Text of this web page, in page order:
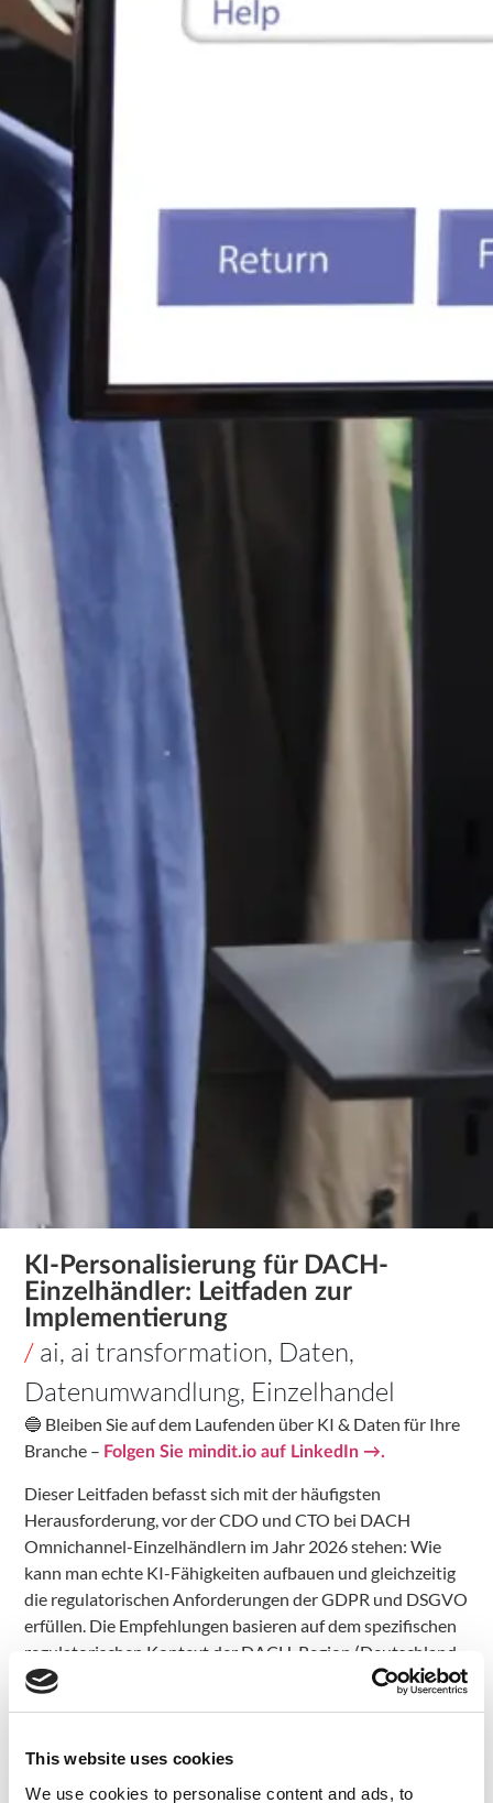
This website uses cookies
We use cookies to personalise content and ads, to
KI-Personalisierung für DACH-
Einzelhändler: Leitfaden zur
Implementierung
/ ai, ai transformation, Daten,
Datenumwandlung, Einzelhandel
🔵 Bleiben Sie auf dem Laufenden über KI & Daten für Ihre
Branche – Folgen Sie mindit.io auf LinkedIn →.
Dieser Leitfaden befasst sich mit der häufigsten
Herausforderung, vor der CDO und CTO bei DACH
Omnichannel-Einzelhändlern im Jahr 2026 stehen: Wie
kann man echte KI-Fähigkeiten aufbauen und gleichzeitig
die regulatorischen Anforderungen der GDPR und DSGVO
erfüllen. Die Empfehlungen basieren auf dem spezifischen
regulatorischen Kontext der DACH-Region (Deutschland,
Schweiz, Österreich) und den praktischen Gegebenheiten
Infrastruktur verwalten.